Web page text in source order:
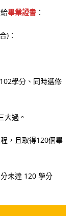
畢業證書 ：
)：
學分、同時選修
大過。
，且取得120個畢
未達 120 學分